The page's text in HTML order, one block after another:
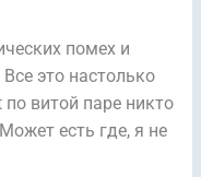
помех и
это настолько
витой паре никто
есть где, я не